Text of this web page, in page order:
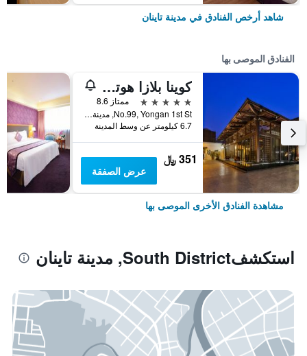
شاهد أرخص الفنادق في مدينة تاينان
الفنادق الموصى بها
كوينا بلازا هوتل تاينان
5 نجوم
ممتاز 8.6
No.99, Yongan 1st St, مدينة تاينان, تايوان
6.7 كيلومتر عن وسط المدينة
351 ﷼
عرض الصفقة
مشاهدة الفنادق الأخرى الموصى بها
استكشفSouth District, مدينة تاينان